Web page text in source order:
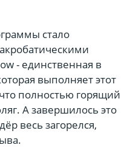
стало
- единственная в
выполняет этот
полностью горящий
А завершилось это
весь загорелся,